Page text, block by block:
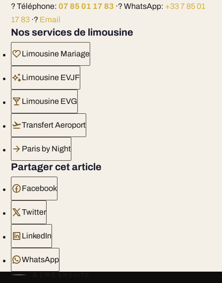
? Téléphone: 07 85 01 17 83 ·? WhatsApp: +33 7 85 01
17 83·? Email
Nos services de limousine
Limousine Mariage
Limousine EVJF
Limousine EVG
Transfert Aeroport
Paris by Night
Partager cet article
Facebook
Twitter
LinkedIn
WhatsApp